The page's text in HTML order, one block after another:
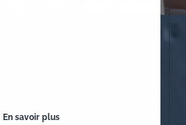
En savoir plus